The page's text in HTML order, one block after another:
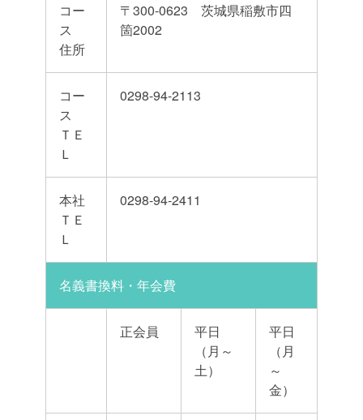
コー
ス
住所
〒300-0623 茨城県稲敷市四
箇2002
コー
ス
ＴＥ
Ｌ
0298-94-2113
本社
ＴＥ
Ｌ
0298-94-2411
名義書換料・年会費
正会員
平日
（月～
土）
平日
（月
～
金）